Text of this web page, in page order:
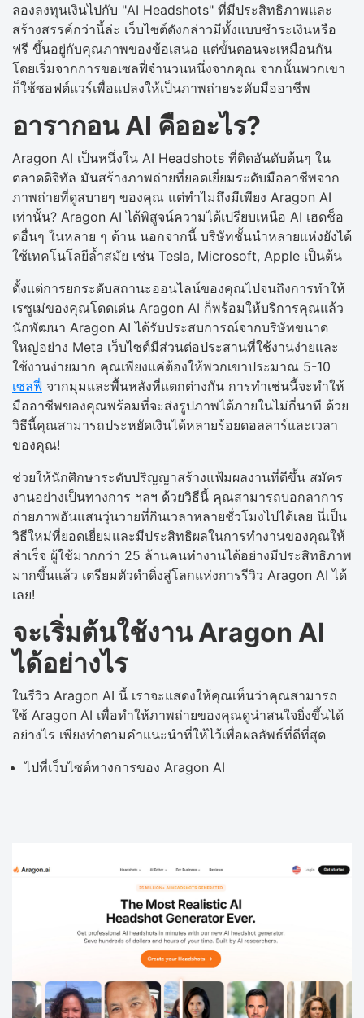
ลองลงทุนเงินไปกับ "AI Headshots" ที่มีประสิทธิภาพและ
สร้างสรรค์กว่านี้ล่ะ เว็บไซต์ดังกล่าวมีทั้งแบบชำระเงินหรือ
ฟรี ขึ้นอยู่กับคุณภาพของข้อเสนอ แต่ขั้นตอนจะเหมือนกัน
โดยเริ่มจากการขอเซลฟี่จำนวนหนึ่งจากคุณ จากนั้นพวกเขา
ก็ใช้ซอฟต์แวร์เพื่อแปลงให้เป็นภาพถ่ายระดับมืออาชีพ
อารากอน AI คืออะไร?
Aragon AI เป็นหนึ่งใน AI Headshots ที่ติดอันดับต้นๆ ใน
ตลาดดิจิทัล มันสร้างภาพถ่ายที่ยอดเยี่ยมระดับมืออาชีพจาก
ภาพถ่ายที่ดูสบายๆ ของคุณ แต่ทำไมถึงมีเพียง Aragon AI
เท่านั้น? Aragon AI ได้พิสูจน์ความได้เปรียบเหนือ AI เฮดช็อ
ตอื่นๆ ในหลาย ๆ ด้าน นอกจากนี้ บริษัทชั้นนำหลายแห่งยังได้
ใช้เทคโนโลยีล้ำสมัย เช่น Tesla, Microsoft, Apple เป็นต้น
ตั้งแต่การยกระดับสถานะออนไลน์ของคุณไปจนถึงการทำให้
เรซูเม่ของคุณโดดเด่น Aragon AI ก็พร้อมให้บริการคุณแล้ว
นักพัฒนา Aragon AI ได้รับประสบการณ์จากบริษัทขนาด
ใหญ่อย่าง Meta เว็บไซต์มีส่วนต่อประสานที่ใช้งานง่ายและ
ใช้งานง่ายมาก คุณเพียงแค่ต้องให้พวกเขาประมาณ 5-10
เซลฟี่ จากมุมและพื้นหลังที่แตกต่างกัน การทำเช่นนี้จะทำให้
มืออาชีพของคุณพร้อมที่จะส่งรูปภาพได้ภายในไม่กี่นาที ด้วย
วิธีนี้คุณสามารถประหยัดเงินได้หลายร้อยดอลลาร์และเวลา
ของคุณ!
ช่วยให้นักศึกษาระดับปริญญาสร้างแฟ้มผลงานที่ดีขึ้น สมัคร
งานอย่างเป็นทางการ ฯลฯ ด้วยวิธีนี้ คุณสามารถบอกลาการ
ถ่ายภาพอันแสนวุ่นวายที่กินเวลาหลายชั่วโมงไปได้เลย นี่เป็น
วิธีใหม่ที่ยอดเยี่ยมและมีประสิทธิผลในการทำงานของคุณให้
สำเร็จ ผู้ใช้มากกว่า 25 ล้านคนทำงานได้อย่างมีประสิทธิภาพ
มากขึ้นแล้ว เตรียมตัวดำดิ่งสู่โลกแห่งการรีวิว Aragon AI ได้
เลย!
จะเริ่มต้นใช้งาน Aragon AI
ได้อย่างไร
ในรีวิว Aragon AI นี้ เราจะแสดงให้คุณเห็นว่าคุณสามารถ
ใช้ Aragon AI เพื่อทำให้ภาพถ่ายของคุณดูน่าสนใจยิ่งขึ้นได้
อย่างไร เพียงทำตามคำแนะนำที่ให้ไว้เพื่อผลลัพธ์ที่ดีที่สุด
ไปที่เว็บไซต์ทางการของ Aragon AI